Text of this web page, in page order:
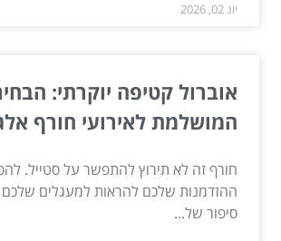
יונ 02, 2026
אוברול קטיפה יוקרתי:
המושלמת לאירועי חורף
חורף זה לא תירוץ להתפשר על סטייל.
ההזדמנות שלכם להראות למעגלים שלכם
סיפור של...